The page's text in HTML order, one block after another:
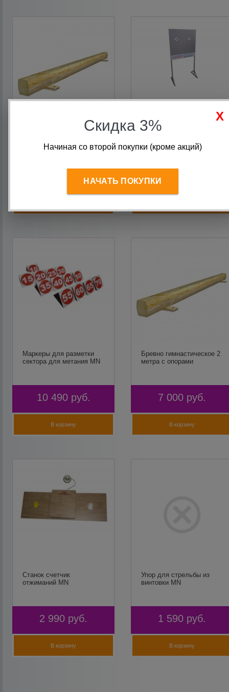
Бревно гимнастическое 4
руб.
Стрелковый стенд для
9 140
Маркеры для разметки
сектора для метания MN
10 490 руб.
В корзину
Бревно гимнастическое 2
метра с опорами
7 000 руб.
В корзину
Станок счетчик
отжиманий MN
2 990 руб.
В корзину
Упор для стрельбы из
винтовки MN
1 590 руб.
В корзину
Скидка 3%
Начиная со второй покупки (кроме акций)
НАЧАТЬ ПОКУПКИ